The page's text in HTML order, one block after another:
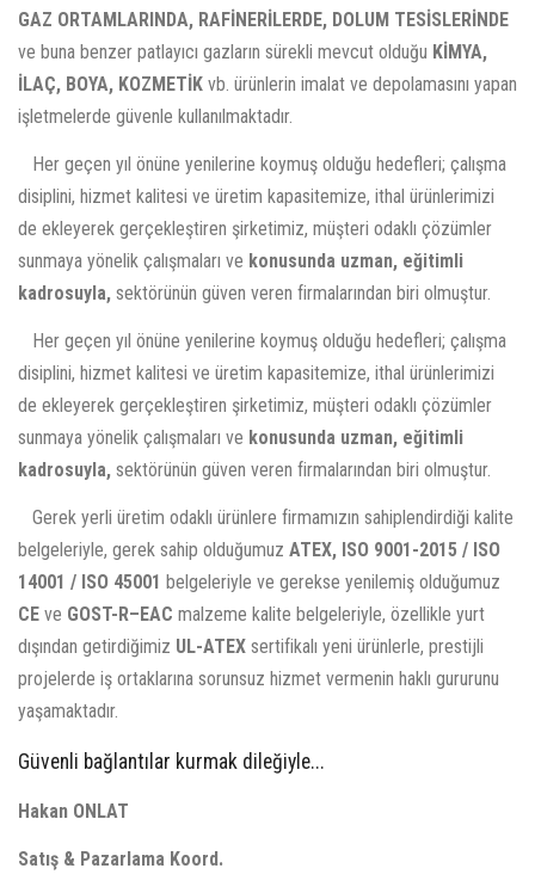
GAZ ORTAMLARINDA, RAFİNERİLERDE, DOLUM TESİSLERİNDE
ve buna benzer patlayıcı gazların sürekli mevcut olduğu KİMYA,
İLAÇ, BOYA, KOZMETİK vb. ürünlerin imalat ve depolamasını yapan
işletmelerde güvenle kullanılmaktadır.
Her geçen yıl önüne yenilerine koymuş olduğu hedefleri; çalışma
disiplini, hizmet kalitesi ve üretim kapasitemize, ithal ürünlerimizi
de ekleyerek gerçekleştiren şirketimiz, müşteri odaklı çözümler
sunmaya yönelik çalışmaları ve konusunda uzman, eğitimli
kadrosuyla, sektörünün güven veren firmalarından biri olmuştur.
Her geçen yıl önüne yenilerine koymuş olduğu hedefleri; çalışma
disiplini, hizmet kalitesi ve üretim kapasitemize, ithal ürünlerimizi
de ekleyerek gerçekleştiren şirketimiz, müşteri odaklı çözümler
sunmaya yönelik çalışmaları ve konusunda uzman, eğitimli
kadrosuyla, sektörünün güven veren firmalarından biri olmuştur.
Gerek yerli üretim odaklı ürünlere firmamızın sahiplendirdiği kalite
belgeleriyle, gerek sahip olduğumuz ATEX, ISO 9001-2015 / ISO
14001 / ISO 45001 belgeleriyle ve gerekse yenilemiş olduğumuz
CE ve GOST-R–EAC malzeme kalite belgeleriyle, özellikle yurt
dışından getirdiğimiz UL-ATEX sertifikalı yeni ürünlerle, prestijli
projelerde iş ortaklarına sorunsuz hizmet vermenin haklı gururunu
yaşamaktadır.
Güvenli bağlantılar kurmak dileğiyle...
Hakan ONLAT
Satış & Pazarlama Koord.